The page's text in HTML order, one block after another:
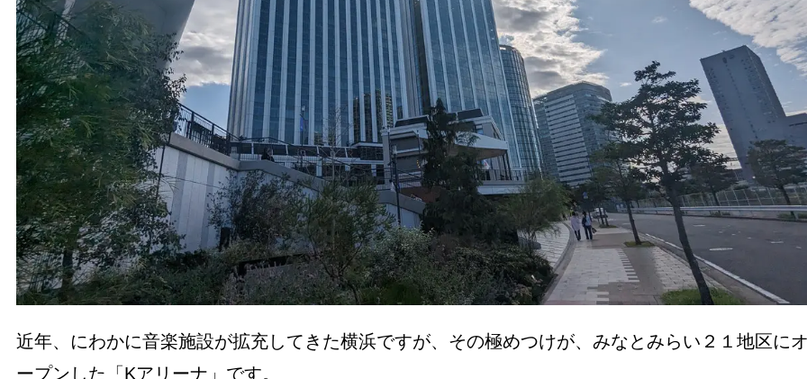
近年、にわかに音楽施設が拡充してきた横浜ですが、その極めつけが、みなとみらい２１地区に
ープンした「Kアリーナ」です。